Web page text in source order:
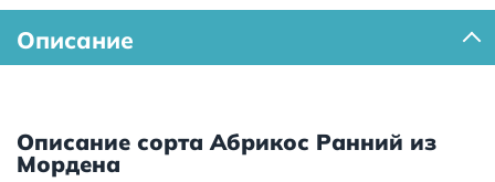
Описание
Описание сорта Абрикос Ранний из
Мордена